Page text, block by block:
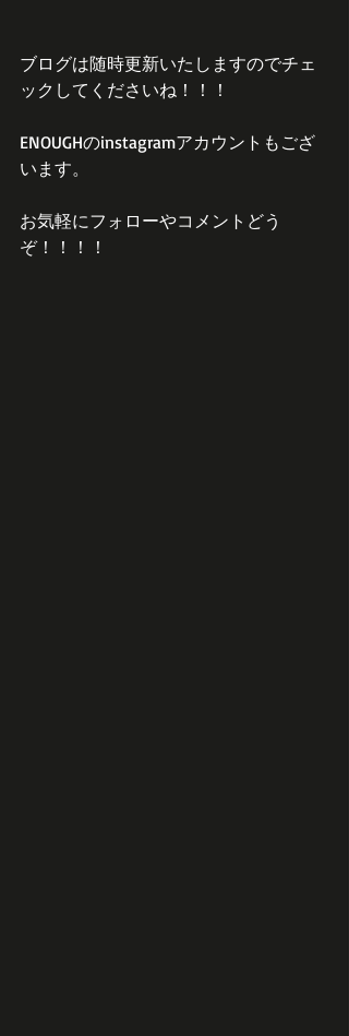
ブログは随時更新いたしますのでチェ
ックしてくださいね！！！
ENOUGHのinstagramアカウントもござ
います。
お気軽にフォローやコメントどう
ぞ！！！！